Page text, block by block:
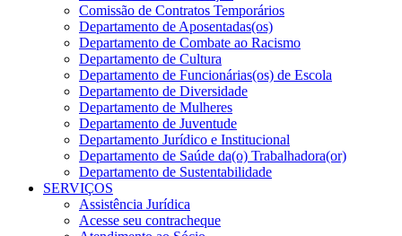
Comissão de Contratos Temporários
Departamento de Aposentadas(os)
Departamento de Combate ao Racismo
Departamento de Cultura
Departamento de Funcionárias(os) de Escola
Departamento de Diversidade
Departamento de Mulheres
Departamento de Juventude
Departamento Jurídico e Institucional
Departamento de Saúde da(o) Trabalhadora(or)
Departamento de Sustentabilidade
SERVIÇOS
Assistência Jurídica
Acesse seu contracheque